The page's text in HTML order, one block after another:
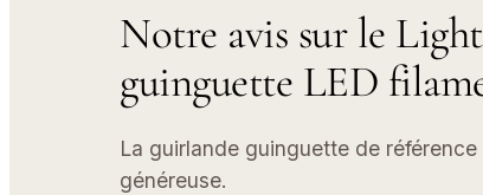
Notre avis sur le
guinguette LED
La guirlande guinguette de
généreuse.